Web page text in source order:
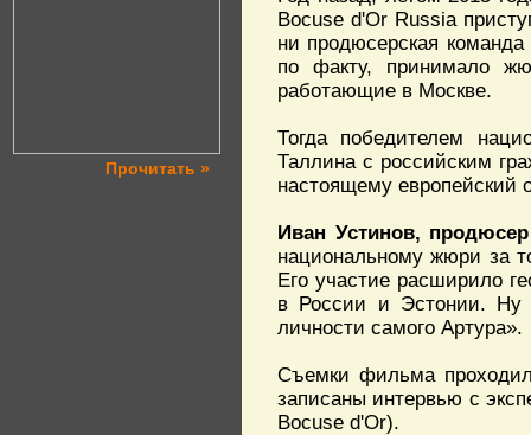
Прочитать »
Bocuse d'Or Russia
ни продюсерская
по факту, принимало
работающие в Москве.
Тогда победителем
Таллина с российским
настоящему европейский
Иван Устинов,
национальному жюри за
Его участие расширило
в России и Эстонии. Ну
личности самого Артура».
Съемки фильма
записаны интервью с
Bocuse d'Or).